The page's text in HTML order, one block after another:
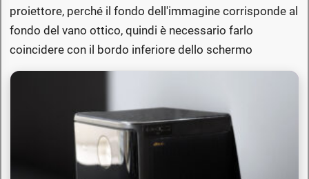
proiettore, perché il fondo dell'immagine corrisponde al
fondo del vano ottico, quindi è necessario farlo
coincidere con il bordo inferiore dello schermo